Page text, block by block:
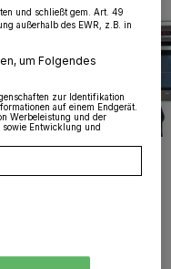
Philipp Barnig beim
und schließt gem. Art. 49
außerhalb des EWR, z.B. in
um Folgendes
zur Identifikation
auf einem Endgerät.
Werbeleistung und der
sowie Entwicklung und